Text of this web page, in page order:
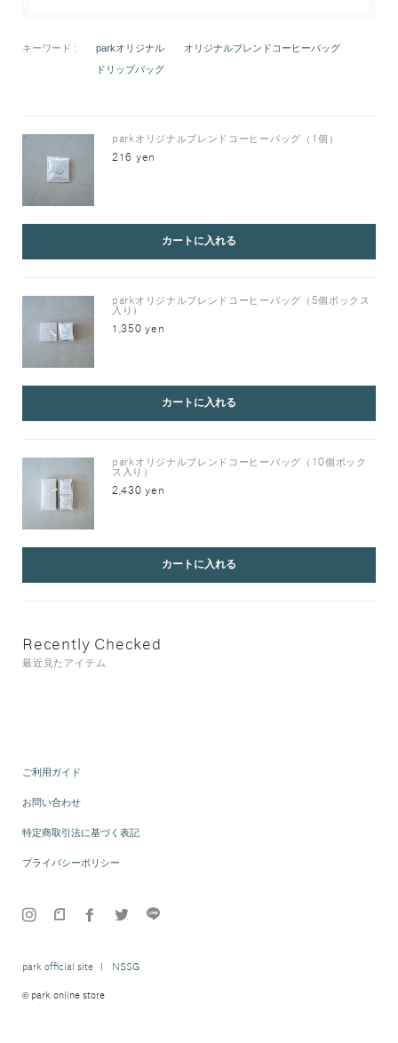
キーワード : parkオリジナル
オリジナルブレンドコーヒーバッグ
ドリップバッグ
parkオリジナルブレンドコーヒーバッグ（1個）
216 yen
カートに入れる
parkオリジナルブレンドコーヒーバッグ（5個ボックス
入り）
1,350 yen
カートに入れる
parkオリジナルブレンドコーヒーバッグ（10個ボック
ス入り）
2,430 yen
カートに入れる
Recently Checked
最近見たアイテム
ご利用ガイド
お問い合わせ
特定商取引法に基づく表記
プライバシーポリシー
© park online store
park official site NSSG